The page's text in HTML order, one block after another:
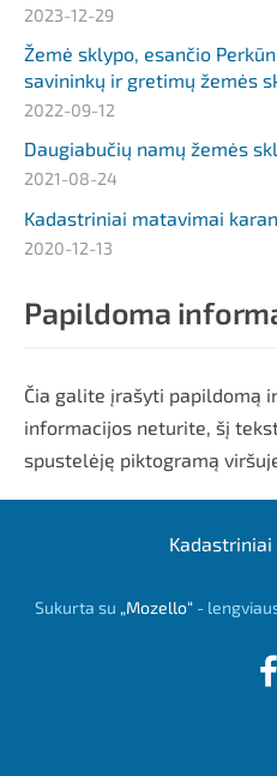
2023-12-29
Žemė sklypo, esančio
savininkų ir gretimų žemės
2022-09-12
Daugiabučių namų žemės
2021-08-24
Kadastriniai matavimai
2020-12-13
Papildoma
Čia galite įrašyti papildomą
informacijos neturite, šį
spustelėję piktogramą
Sukurta su „Mozello“ -